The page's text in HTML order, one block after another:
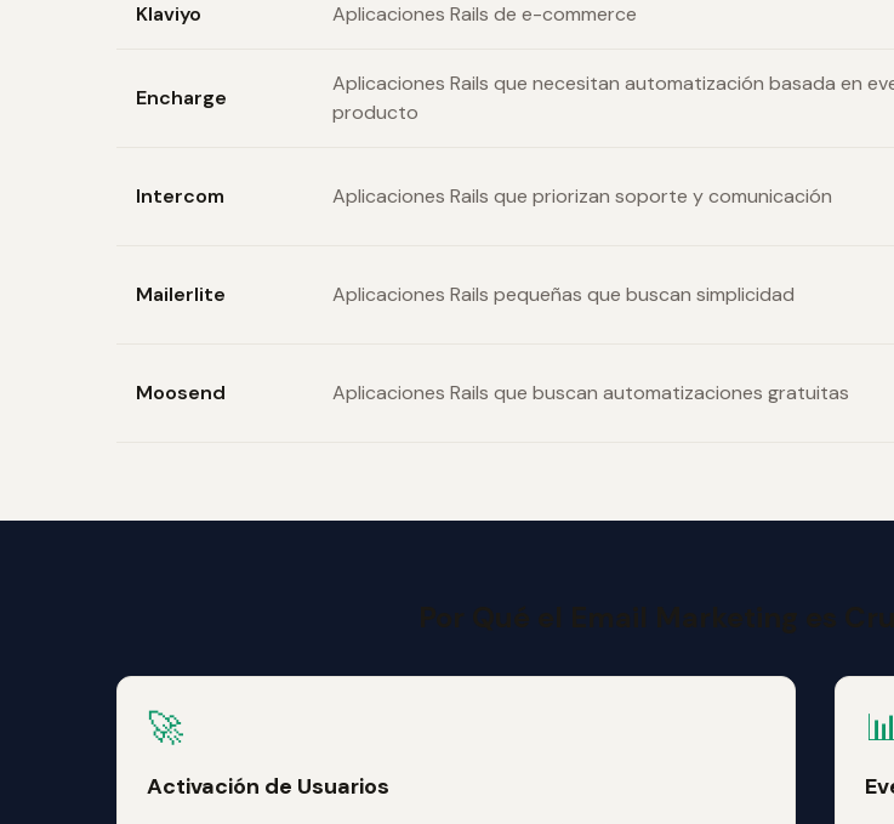
Klaviyo Aplicaciones Rails de e-commerce
Encharge
Aplicaciones Rails que necesitan automatización basada en
producto
Intercom Aplicaciones Rails que priorizan soporte y comunicación
Mailerlite Aplicaciones Rails pequeñas que buscan simplicidad
Moosend Aplicaciones Rails que buscan automatizaciones gratuitas
🚀
Activación de Usuarios